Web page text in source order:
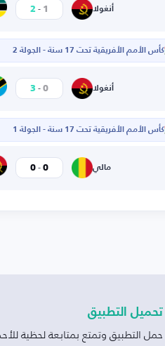
أنغولا 1
-
2
كأس الأمم الأفريقية تحت 17 سنة - الجولة 2
أنغولا 0
-
3
كأس الأمم الأفريقية تحت 17 سنة - الجولة 1
مالي 0
-
0
تحميل التطبيق
حمل التطبيق وتمتع بمتابعة لحظية